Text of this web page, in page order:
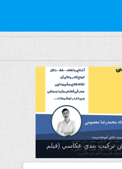
تركيب بندي عكاسي (فیلم